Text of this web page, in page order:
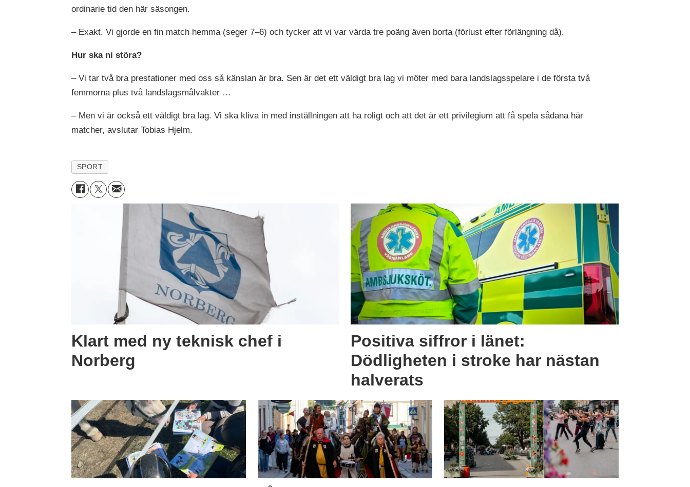
ordinarie tid den här säsongen.
– Exakt. Vi gjorde en fin match hemma (seger 7–6) och tycker att vi var värda tre poäng även borta (förlust efter förlängning då).
Hur ska ni störa?
– Vi tar två bra prestationer med oss så känslan är bra. Sen är det ett väldigt bra lag vi möter med bara landslagsspelare i de första två
femmorna plus två landslagsmålvakter …
– Men vi är också ett väldigt bra lag. Vi ska kliva in med inställningen att ha roligt och att det är ett privilegium att få spela sådana här
matcher, avslutar Tobias Hjelm.
SPORT
Klart med ny teknisk chef i
Norberg
Positiva siffror i länet:
Dödligheten i stroke har nästan
halverats